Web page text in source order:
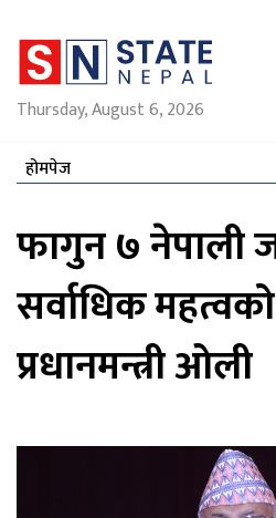
Thursday, August 6, 2026
होमपेज
फागुन ७ नेपाली
सर्वाधिक
प्रधानमन्त्री ओली